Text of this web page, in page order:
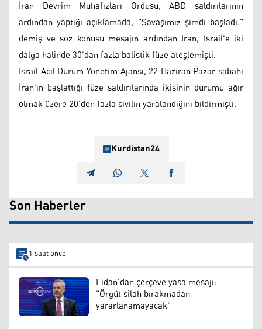
İran Devrim Muhafızları Ordusu, ABD saldırılarının
ardından yaptığı açıklamada, "Savaşımız şimdi başladı."
demiş ve söz konusu mesajın ardından İran, İsrail'e iki
dalga halinde 30'dan fazla balistik füze ateşlemişti.
İsrail Acil Durum Yönetim Ajansı, 22 Haziran Pazar sabahı
İran'ın başlattığı füze saldırılarında ikisinin durumu ağır
olmak üzere 20'den fazla sivilin yaralandığını bildirmişti.
Kurdistan24
Son Haberler
1 saat önce
Fidan’dan çerçeve yasa mesajı:
"Örgüt silah bırakmadan
yararlanamayacak"